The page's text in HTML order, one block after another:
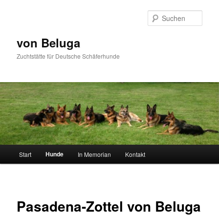
von Beluga
Zuchtstätte für Deutsche Schäferhunde
Start Hunde In Memorian Kontakt
Pasadena-Zottel von Beluga